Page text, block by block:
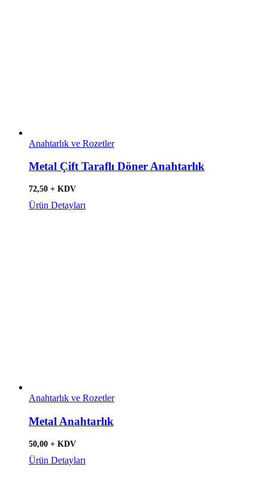
Anahtarlık ve Rozetler
Metal Çift Taraflı Döner Anahtarlık
72,50 + KDV
Ürün Detayları
Anahtarlık ve Rozetler
Metal Anahtarlık
50,00 + KDV
Ürün Detayları